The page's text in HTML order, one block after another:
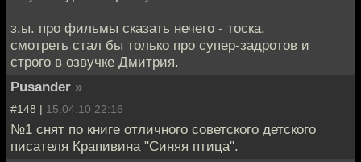
з.ы. про фильмы сказать нечего - тоска.
смотреть стал бы только про супер-задротов и
строго в озвучке Дмитрия.
Pusander »
#148 | 15.04.10 22:16
№1 снят по книге отличного советского детского
писателя Крапивина "Синяя птица".